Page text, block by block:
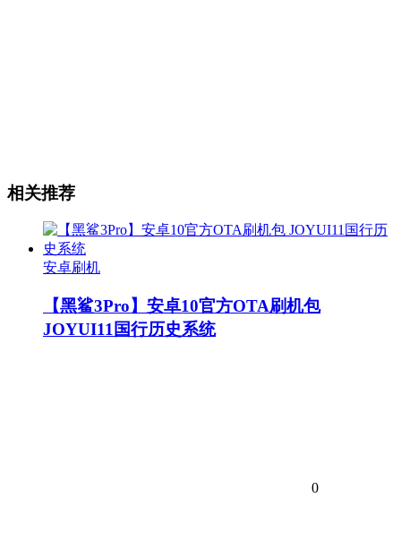
相关推荐
安卓刷机
【黑鲨3Pro】安卓10官方OTA刷机包
JOYUI11国行历史系统
0